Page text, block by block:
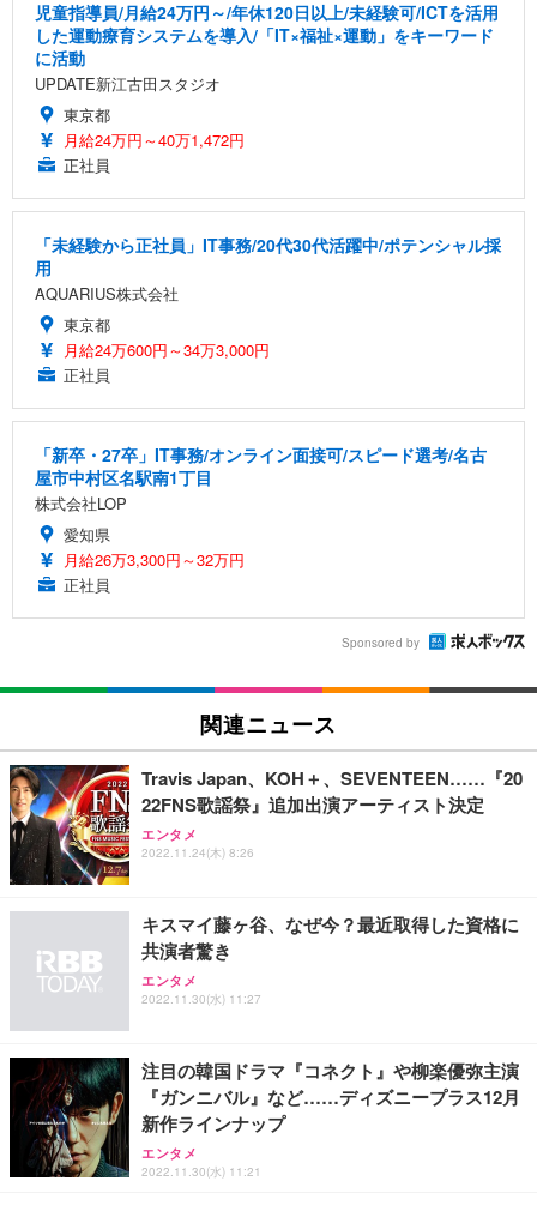
児童指導員/月給24万円～/年休120日以上/未経験可/ICTを活用
した運動療育システムを導入/「IT×福祉×運動」をキーワード
に活動
UPDATE新江古田スタジオ
東京都
月給24万円～40万1,472円
正社員
「未経験から正社員」IT事務/20代30代活躍中/ポテンシャル採
用
AQUARIUS株式会社
東京都
月給24万600円～34万3,000円
正社員
「新卒・27卒」IT事務/オンライン面接可/スピード選考/名古
屋市中村区名駅南1丁目
株式会社LOP
愛知県
月給26万3,300円～32万円
正社員
Sponsored by
関連ニュース
Travis Japan、KOH＋、SEVENTEEN……『20
22FNS歌謡祭』追加出演アーティスト決定
エンタメ
2022.11.24(木) 8:26
キスマイ藤ヶ谷、なぜ今？最近取得した資格に
共演者驚き
エンタメ
2022.11.30(水) 11:27
注目の韓国ドラマ『コネクト』や柳楽優弥主演
『ガンニバル』など……ディズニープラス12月
新作ラインナップ
エンタメ
2022.11.30(水) 11:21